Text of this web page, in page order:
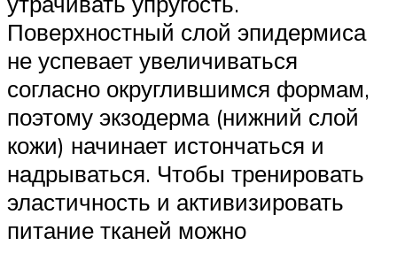
Поверхностный слой эпидермиса
не успевает увеличиваться
согласно округлившимся формам,
поэтому экзодерма (нижний слой
кожи) начинает истончаться и
надрываться. Чтобы тренировать
эластичность и активизировать
питание тканей можно